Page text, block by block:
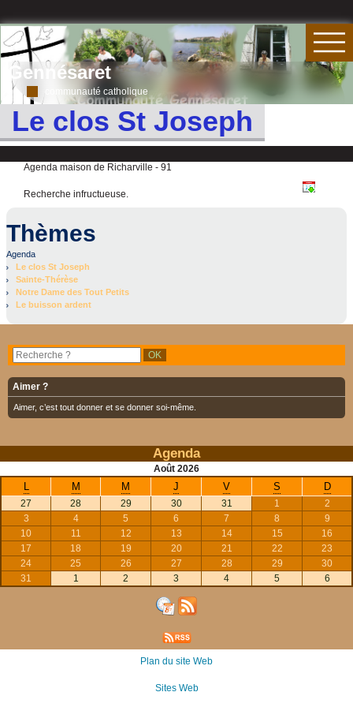
Gennésaret
communauté catholique
Le clos St Joseph
Agenda maison de Richarville - 91
Recherche infructueuse.
Thèmes
Agenda
Le clos St Joseph
Sainte-Thérèse
Notre Dame des Tout Petits
Le buisson ardent
Aimer ?
Aimer, c’est tout donner et se donner soi-même.
Agenda
Août 2026
L M M J V S D
27 28 29 30 31 1
2
3
4 5 6 7 8
9
10
11 12 13 14 15
16
17
18 19 20 21 22
23
24
25 26 27 28 29
30
31
1 2 3 4 5 6
Plan du site Web
Sites Web